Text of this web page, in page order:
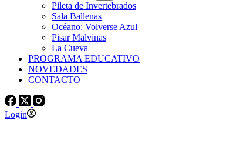
Pileta de Invertebrados
Sala Ballenas
Océano: Volverse Azul
Pisar Malvinas
La Cueva
PROGRAMA EDUCATIVO
NOVEDADES
CONTACTO
Login